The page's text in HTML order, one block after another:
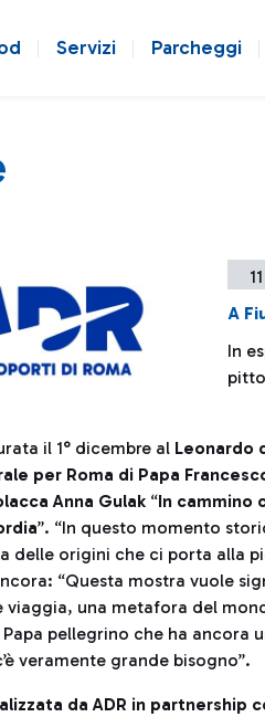
Servizi Parcheggi
A
In
il 1° dicembre al Leonardo
per Roma di Papa
Anna Gulak “In cammino
”. “In questo momento
delle origini che ci porta alla
“Questa mostra vuole
viaggia, una metafora del
pellegrino che ha ancora
veramente grande bisogno”.
da ADR in partnership